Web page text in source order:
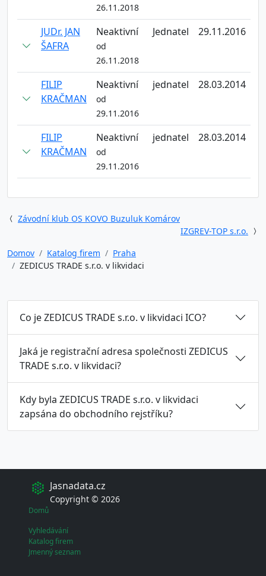
26.11.2018
JUDr. JAN
ŠAFRA
Neaktivní
od
26.11.2018
Jednatel 29.11.2016
FILIP
KRAČMAN
Neaktivní
od
29.11.2016
jednatel 28.03.2014
FILIP
KRAČMAN
Neaktivní
od
29.11.2016
jednatel 28.03.2014
Závodní klub OS KOVO Buzuluk Komárov
IZGREV-TOP s.r.o.
Domov
Katalog firem
Praha
ZEDICUS TRADE s.r.o. v likvidaci
Co je ZEDICUS TRADE s.r.o. v likvidaci ICO?
Jaká je registrační adresa společnosti ZEDICUS
TRADE s.r.o. v likvidaci?
Kdy byla ZEDICUS TRADE s.r.o. v likvidaci
zapsána do obchodního rejstříku?
Jasnadata.cz
Copyright © 2026
Domů
Vyhledávání
Katalog firem
Jmenný seznam